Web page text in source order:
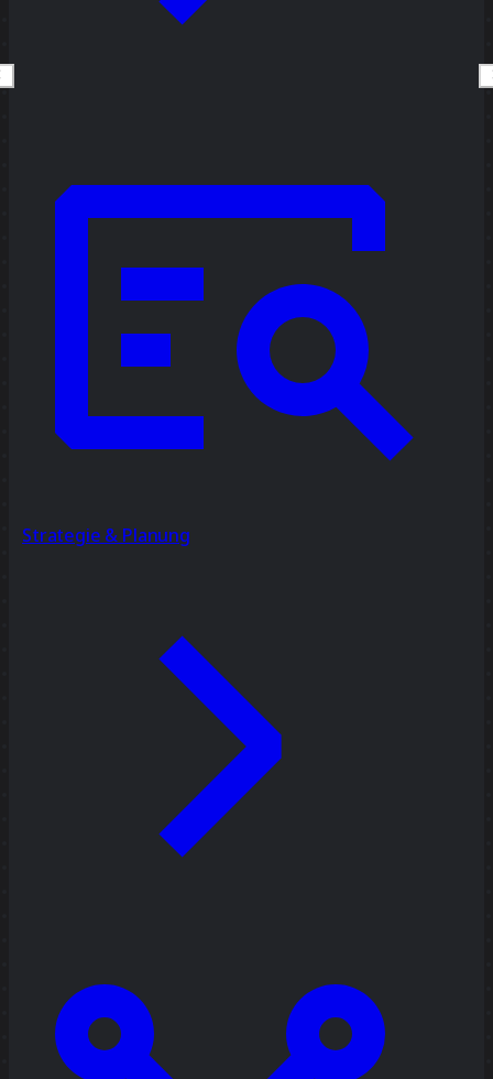
Strategie & Planung